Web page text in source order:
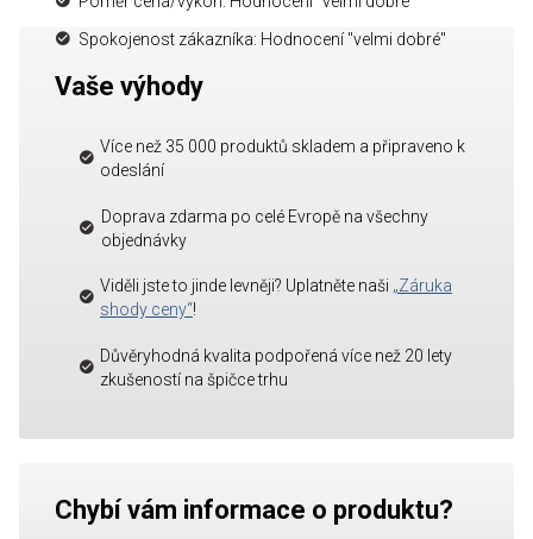
Spokojenost zákazníka: Hodnocení "velmi dobré"
Vaše výhody
Více než 35 000 produktů skladem a připraveno k
odeslání
Doprava zdarma po celé Evropě na všechny
objednávky
Viděli jste to jinde levněji? Uplatněte naši „Záruka
shody ceny“!
Důvěryhodná kvalita podpořená více než 20 lety
zkušeností na špičce trhu
Chybí vám informace o produktu?